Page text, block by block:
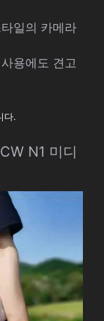
일의 카메라
용에도 견고
다.
N1 미디